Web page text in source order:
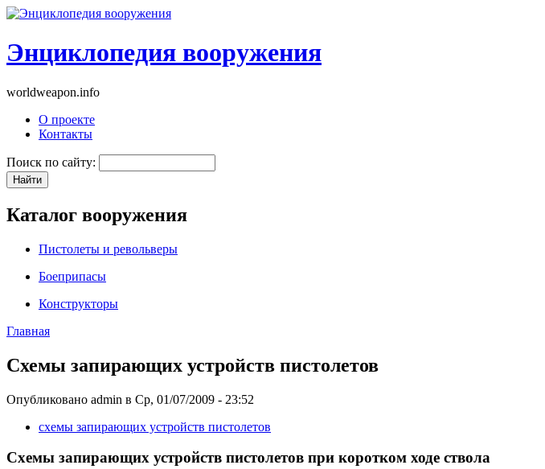
Энциклопедия вооружения
worldweapon.info
О проекте
Контакты
Поиск по сайту:
Каталог вооружения
Пистолеты и револьверы
Боеприпасы
Конструкторы
Главная
Схемы запирающих устройств пистолетов
Опубликовано admin в Ср, 01/07/2009 - 23:52
схемы запирающих устройств пистолетов
Схемы запирающих устройств пистолетов при коротком ходе ствола